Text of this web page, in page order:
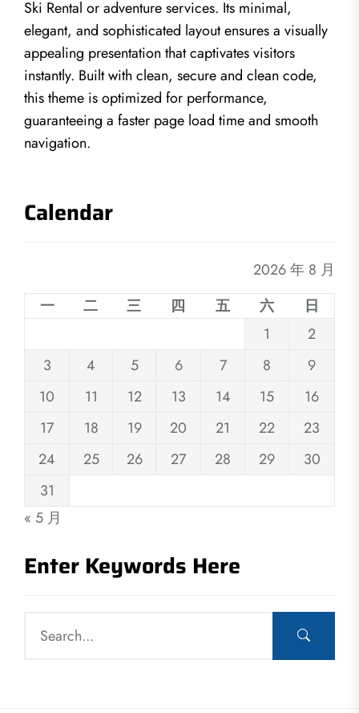
Ski Rental or adventure services. Its minimal,
elegant, and sophisticated layout ensures a visually
appealing presentation that captivates visitors
instantly. Built with clean, secure and clean code,
this theme is optimized for performance,
guaranteeing a faster page load time and smooth
navigation.
Calendar
2026 年 8 月
一
二 三 四 五 六
日
1
2
3
4 5 6 7 8
9
10
11 12 13 14 15
16
17
18 19 20 21 22
23
24
25 26 27 28 29
30
31
« 5 月
Enter Keywords Here